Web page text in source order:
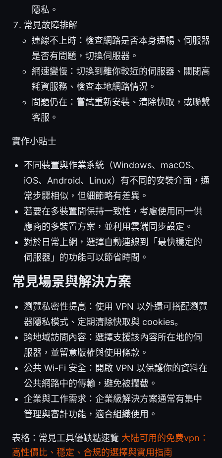
隱私。
常見故障排解
連線不上時：檢查網路是否本身通暢、伺服器
是否有問題，切換伺服器。
網速變慢：切換到離你較近的伺服器、關閉高
耗資服務、檢查本地網路情況。
問題仍在：嘗試重新安裝、清除快取，或聯繫
客服。
實作小貼士
不同裝置與作業系統（Windows、macOS、
iOS、Android、Linux）有不同的安裝介面，通
常步驟相似，但細節略有差異。
若要在多裝置間保持一致性，考慮使用同一供
應商的多裝置方案，並利用雲端同步設定。
對於日常上網，選擇自動連線到「最快穩定的
伺服器」的功能可以節省時間。
常見場景與解決方案
瀏覽私密性提高：使用 VPN 以外還可搭配瀏覽
器隱私模式、定期清除快取與 cookies。
跨地域訪問內容：選擇支援該內容所在地的伺
服器，並留意版權與使用條款。
公共 Wi-Fi 安全：開啟 VPN 以保護你的資料在
公共網路中的傳輸，避免被攔截。
企業與工作需求：企業級解決方案通常有集中
管理與審計功能，適合組織使用。
表格：常見工具優缺點速覽 大陆可用的免费vpn：
高性價比、穩定、合規的選擇與實用指南